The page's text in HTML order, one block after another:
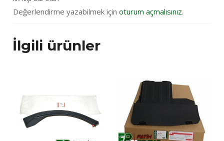
Değerlendirme yazabilmek için oturum açmalısınız.
İlgili ürünler